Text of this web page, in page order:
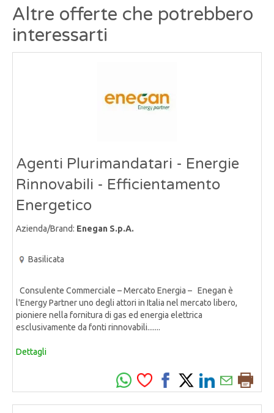
Altre offerte che potrebbero
interessarti
Agenti Plurimandatari - Energie
Rinnovabili - Efficientamento
Energetico
Azienda/Brand: Enegan S.p.A.
Basilicata
Consulente Commerciale – Mercato Energia – Enegan è
l'Energy Partner uno degli attori in Italia nel mercato libero,
pioniere nella fornitura di gas ed energia elettrica
esclusivamente da fonti rinnovabili.......
Dettagli